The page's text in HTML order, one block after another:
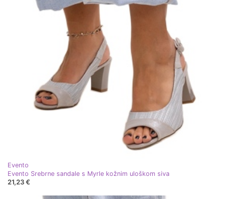
Evento
Evento Srebrne sandale s Myrle kožnim uloškom siva
21,23 €